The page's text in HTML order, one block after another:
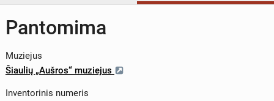
Pantomima
Muziejus
Šiaulių „Aušros“ muziejus
Inventorinis numeris